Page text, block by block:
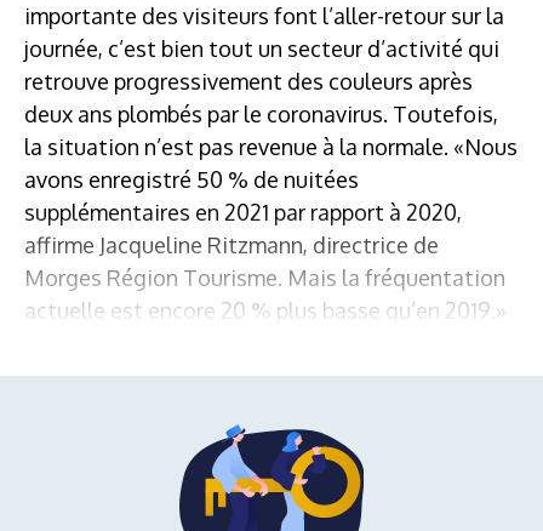
importante des visiteurs font l’aller-retour sur la
journée, c’est bien tout un secteur d’activité qui
retrouve progressivement des couleurs après
deux ans plombés par le coronavirus. Toutefois,
la situation n’est pas revenue à la normale. «Nous
avons enregistré 50 % de nuitées
supplémentaires en 2021 par rapport à 2020,
affirme Jacqueline Ritzmann, directrice de
Morges Région Tourisme. Mais la fréquentation
actuelle est encore 20 % plus basse qu’en 2019.»